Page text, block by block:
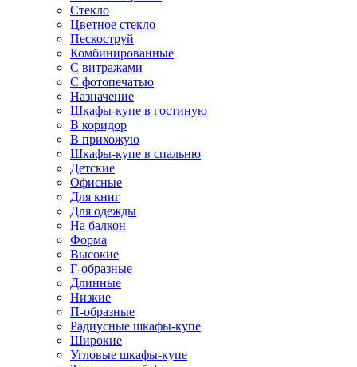
Стекло
Цветное стекло
Пескоструй
Комбинированные
С витражами
С фотопечатью
Назначение
Шкафы-купе в гостиную
В коридор
В прихожую
Шкафы-купе в спальню
Детские
Офисные
Для книг
Для одежды
На балкон
Форма
Высокие
Г-образные
Длинные
Низкие
П-образные
Радиусные шкафы-купе
Широкие
Угловые шкафы-купе